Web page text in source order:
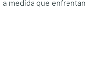
medida que enfrentan